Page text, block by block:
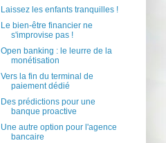
Laissez les enfants tranquilles !
Le bien-être financier ne
s'improvise pas !
Open banking : le leurre de la
monétisation
Vers la fin du terminal de
paiement dédié
Des prédictions pour une
banque proactive
Une autre option pour l'agence
bancaire